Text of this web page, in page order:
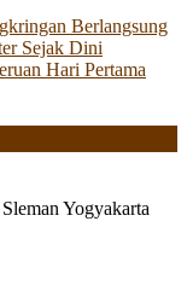
Berlangsung
Sejak Dini
Hari Pertama
Yogyakarta